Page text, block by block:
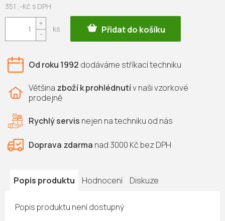
351 ,-Kč s DPH
Měrná
Přidat do košíku
Od roku 1992 dodáváme stříkací techniku
Většina zboží k prohlédnutív naši vzorkové
prodejně
Rychlý servis nejen natechniku od nás
Doprava zdarma nad 3000 Kč bez DPH
Popis produktu Hodnocení Diskuze
Popis produktu není dostupný